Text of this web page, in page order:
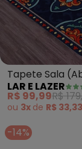
Tapete Sala
Azul) 100x140
LAR E LAZER
R$ 99,99R$
ou 3x de R$ 33,33
-14%